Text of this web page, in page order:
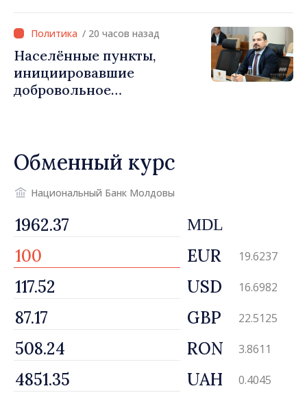
приватизации,
осуществлённые
тираспольскими властями
в восточных районах»
/ 20 часов назад
Населённые пункты,
инициировавшие
добровольное
августа
Обменный курс
Национальный Банк Молдовы
MDL
EUR 19.6237
USD 16.6982
GBP 22.5125
RON 3.8611
UAH 0.4045